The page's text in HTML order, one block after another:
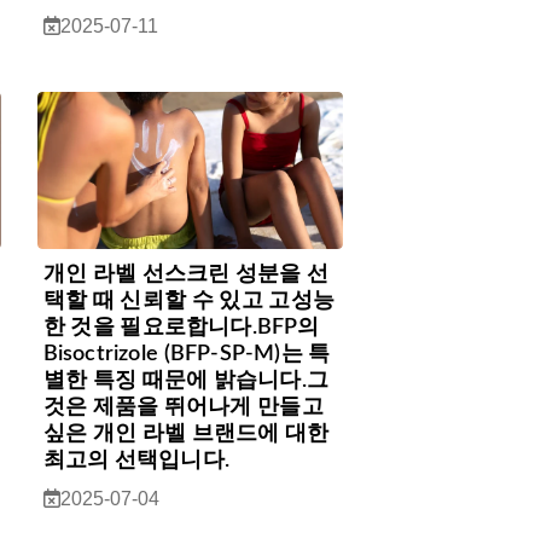
2025-07-11
개인 라벨 선스크린 성분을 선
택할 때 신뢰할 수 있고 고성능
한 것을 필요로합니다.BFP의
Bisoctrizole (BFP-SP-M)는 특
별한 특징 때문에 밝습니다.그
것은 제품을 뛰어나게 만들고
싶은 개인 라벨 브랜드에 대한
최고의 선택입니다.
2025-07-04